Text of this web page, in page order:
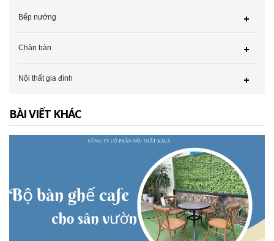
Bếp nướng
Chân bàn
Nội thất gia đình
BÀI VIẾT KHÁC